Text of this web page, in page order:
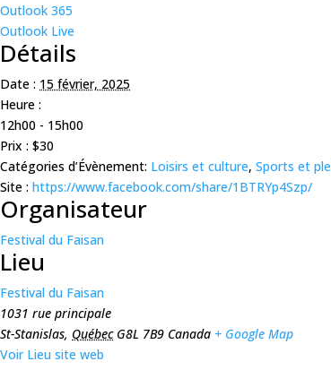
Outlook 365
Outlook Live
Détails
Date : 15 février, 2025
Heure :
12h00 - 15h00
Prix : $30
Catégories d’Évènement: Loisirs et culture, Sports et
Site : https://www.facebook.com/share/1BTRYp4Szp/
Organisateur
Festival du Faisan
Lieu
Festival du Faisan
1031 rue principale
St-Stanislas, Québec G8L 7B9 Canada + Google Map
Voir Lieu site web